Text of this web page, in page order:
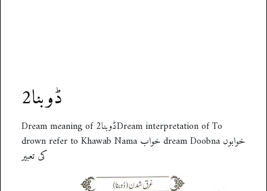
ڈوبنا2
Dream meaning of ڈوبنا2Dream interpretation of To
drown refer to Khawab Nama خواب dream Doobna خوابوں
کی تعبیر